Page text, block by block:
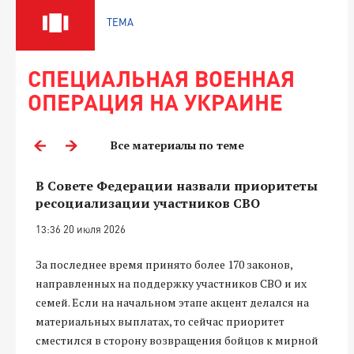
ТЕМА
СПЕЦИАЛЬНАЯ ВОЕННАЯ
ОПЕРАЦИЯ НА УКРАИНЕ
Все материалы по теме
В Совете Федерации назвали приоритеты
ресоциализации участников СВО
13:36 20 июля 2026
За последнее время принято более 170 законов,
направленных на поддержку участников СВО и их
семей. Если на начальном этапе акцент делался на
материальных выплатах, то сейчас приоритет
сместился в сторону возвращения бойцов к мирной